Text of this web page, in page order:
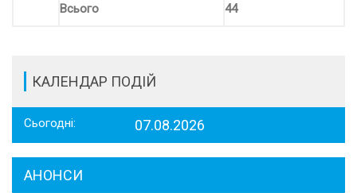
Всього 44
КАЛЕНДАР ПОДІЙ
Сьогодні: 07.08.2026
АНОНСИ